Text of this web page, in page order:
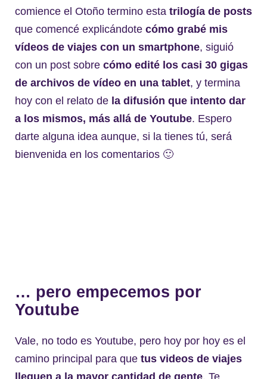
comience el Otoño termino esta trilogía de posts
que comencé explicándote cómo grabé mis
vídeos de viajes con un smartphone, siguió
con un post sobre cómo edité los casi 30 gigas
de archivos de vídeo en una tablet, y termina
hoy con el relato de la difusión que intento dar
a los mismos, más allá de Youtube. Espero
darte alguna idea aunque, si la tienes tú, será
bienvenida en los comentarios 🙂
… pero empecemos por
Youtube
Vale, no todo es Youtube, pero hoy por hoy es el
camino principal para que tus videos de viajes